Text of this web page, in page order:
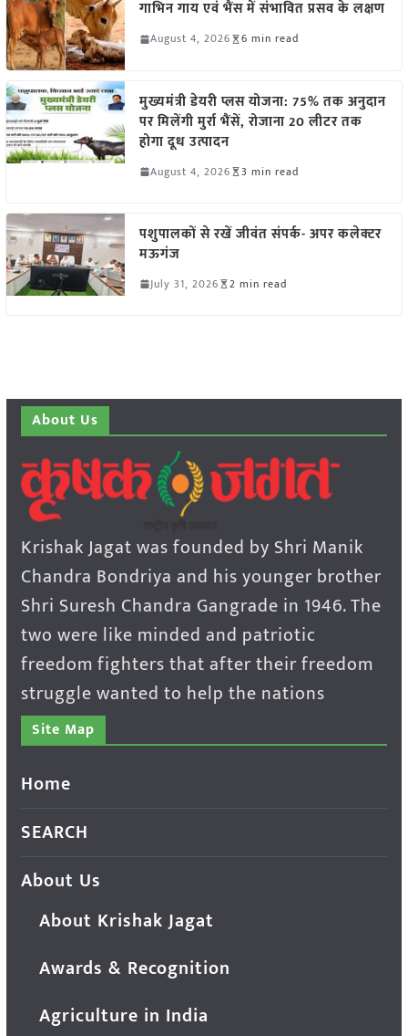
गाभिन गाय एवं भैंस में संभावित प्रसव के लक्षण
August 4, 2026 6 min read
मुख्यमंत्री डेयरी प्लस योजना: 75% तक अनुदान
पर मिलेंगी मुर्रा भैंसें, रोजाना 20 लीटर तक
होगा दूध उत्पादन
August 4, 2026 3 min read
पशुपालकों से रखें जीवंत संपर्क- अपर कलेक्टर
मऊगंज
July 31, 2026 2 min read
About Us
Krishak Jagat was founded by Shri Manik
Chandra Bondriya and his younger brother
Shri Suresh Chandra Gangrade in 1946. The
two were like minded and patriotic
freedom fighters that after their freedom
struggle wanted to help the nations
Site Map
Home
SEARCH
About Us
About Krishak Jagat
Awards & Recognition
Agriculture in India